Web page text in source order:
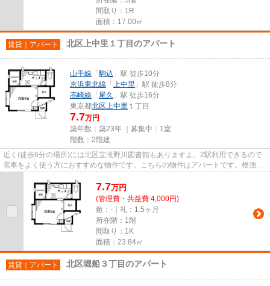
間取り：1R
面積：17.00㎡
賃貸｜アパート 北区上中里１丁目のアパート
山手線 「駒込 」駅 徒歩10分
京浜東北線 「 上中里 」駅 徒歩8分
高崎線 「 尾久 」駅 徒歩16分
東京都北区上中里 １丁目
7.7万円
築年数：築23年 ｜募集中： 1室
階数：2階建
近く(徒歩6分の場所)には北区立滝野川図書館もありますよ。2駅利用できるので
電車をよく使う方におすすめな物件です。こちらの物件はアパートです。根強い
7.7万円
(管理費・共益費 4,000円)
敷：-｜礼：1.5ヶ月
所在階：1階
間取り：1K
面積：23.84㎡
賃貸｜アパート 北区堀船３丁目のアパート